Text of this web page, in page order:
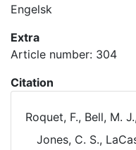
Engelsk
Extra
Article number: 304
Citation
Roquet, F., Bell, M.
Jones, C. S.,